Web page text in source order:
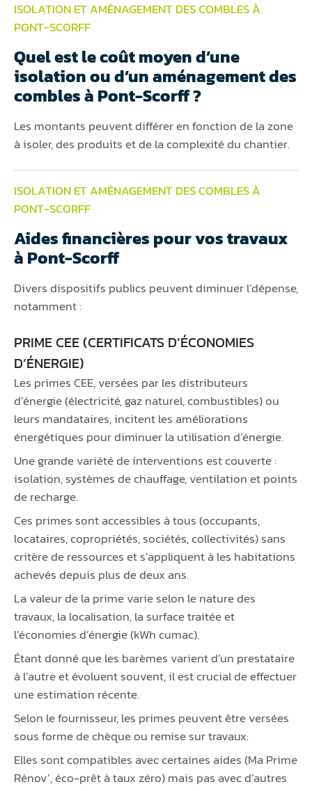
ISOLATION ET AMÉNAGEMENT DES COMBLES À
PONT-SCORFF
Quel est le coût moyen d’une
isolation ou d’un aménagement des
combles à Pont-Scorff ?
Les montants peuvent différer en fonction de la zone
à isoler, des produits et de la complexité du chantier.
ISOLATION ET AMÉNAGEMENT DES COMBLES À
PONT-SCORFF
Aides financières pour vos travaux
à Pont-Scorff
Divers dispositifs publics peuvent diminuer l’dépense,
notamment :
PRIME CEE (CERTIFICATS D’ÉCONOMIES
D’ÉNERGIE)
Les primes CEE, versées par les distributeurs
d’énergie (électricité, gaz naturel, combustibles) ou
leurs mandataires, incitent les améliorations
énergétiques pour diminuer la utilisation d’énergie.
Une grande variété de interventions est couverte :
isolation, systèmes de chauffage, ventilation et points
de recharge.
Ces primes sont accessibles à tous (occupants,
locataires, copropriétés, sociétés, collectivités) sans
critère de ressources et s’appliquent à les habitations
achevés depuis plus de deux ans.
La valeur de la prime varie selon le nature des
travaux, la localisation, la surface traitée et
l’économies d’énergie (kWh cumac).
Étant donné que les barèmes varient d’un prestataire
à l’autre et évoluent souvent, il est crucial de effectuer
une estimation récente.
Selon le fournisseur, les primes peuvent être versées
sous forme de chèque ou remise sur travaux.
Elles sont compatibles avec certaines aides (Ma Prime
Rénov’, éco-prêt à taux zéro) mais pas avec d’autres